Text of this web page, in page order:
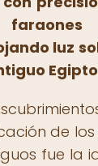
luz
de
fue la